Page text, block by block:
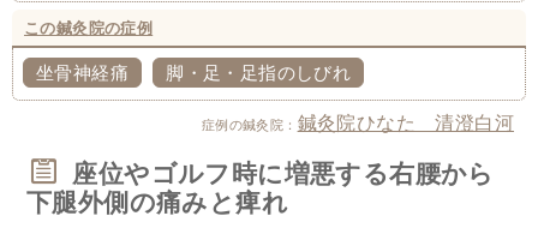
この鍼灸院の症例
坐骨神経痛 脚・足・足指のしびれ
症例の鍼灸院： 鍼灸院ひなた 清澄白河
座位やゴルフ時に増悪する右腰から
下腿外側の痛みと痺れ